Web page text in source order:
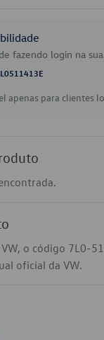
fazendo login na
apenas para clientes
o código 7L0-
oficial da VW.